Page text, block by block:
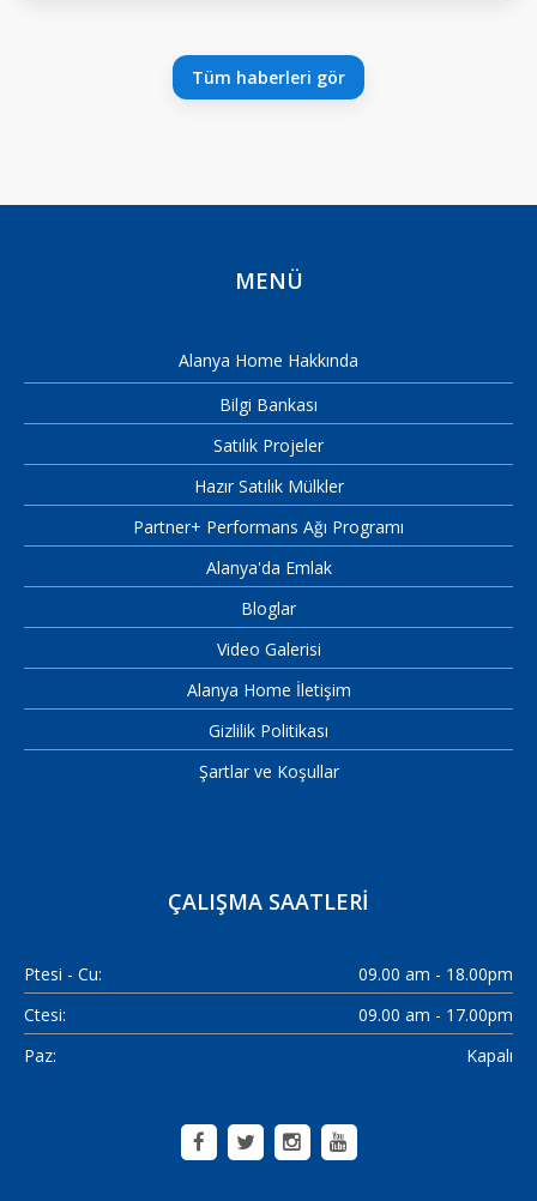
Tüm haberleri gör
MENÜ
Alanya Home Hakkında
Bilgi Bankası
Satılık Projeler
Hazır Satılık Mülkler
Partner+ Performans Ağı Programı
Alanya'da Emlak
Bloglar
Video Galerisi
Alanya Home İletişim
Gizlilik Politikası
Şartlar ve Koşullar
ÇALIŞMA SAATLERI
Ptesi - Cu:
09.00 am - 18.00pm
Ctesi:
09.00 am - 17.00pm
Paz:
Kapalı